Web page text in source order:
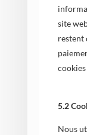
site
restent
5.2
Nous